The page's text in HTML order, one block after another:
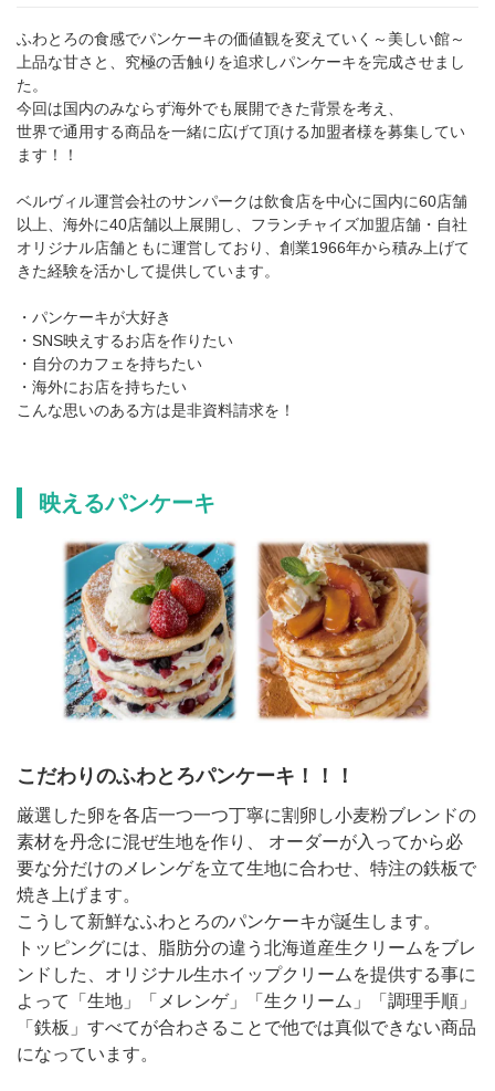
ふわとろの食感でパンケーキの価値観を変えていく～美しい館～
上品な甘さと、究極の舌触りを追求しパンケーキを完成させまし
た。
今回は国内のみならず海外でも展開できた背景を考え、
世界で通用する商品を一緒に広げて頂ける加盟者様を募集してい
ます！！
ベルヴィル運営会社のサンパークは飲食店を中心に国内に60店舗
以上、海外に40店舗以上展開し、フランチャイズ加盟店舗・自社
オリジナル店舗ともに運営しており、創業1966年から積み上げて
きた経験を活かして提供しています。
・パンケーキが大好き
・SNS映えするお店を作りたい
・自分のカフェを持ちたい
・海外にお店を持ちたい
こんな思いのある方は是非資料請求を！
映えるパンケーキ
こだわりのふわとろパンケーキ！！！
厳選した卵を各店一つ一つ丁寧に割卵し小麦粉ブレンドの
素材を丹念に混ぜ生地を作り、 オーダーが入ってから必
要な分だけのメレンゲを立て生地に合わせ、特注の鉄板で
焼き上げます。
こうして新鮮なふわとろのパンケーキが誕生します。
トッピングには、脂肪分の違う北海道産生クリームをブレ
ンドした、オリジナル生ホイップクリームを提供する事に
よって「生地」「メレンゲ」「生クリーム」「調理手順」
「鉄板」すべてが合わさることで他では真似できない商品
になっています。